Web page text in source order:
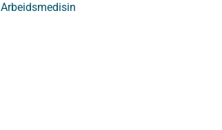
Arbeidsmedisin